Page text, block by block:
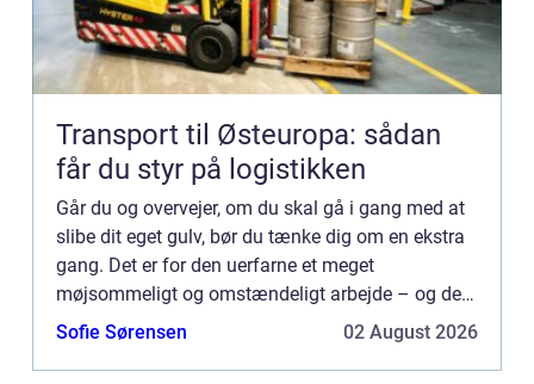
Transport til Østeuropa: sådan
får du styr på logistikken
Går du og overvejer, om du skal gå i gang med at
slibe dit eget gulv, bør du tænke dig om en ekstra
gang. Det er for den uerfarne et meget
møjsommeligt og omstændeligt arbejde – og det
kan faktisk nær...
Sofie Sørensen 02 August 2026